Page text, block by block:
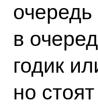
в
годик
но